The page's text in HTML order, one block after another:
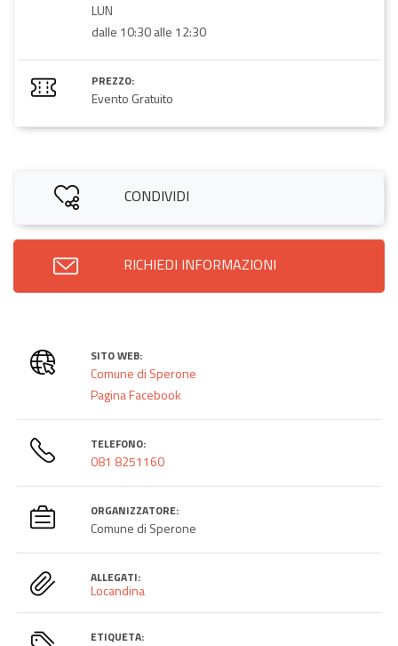
LUN
dalle 10:30 alle 12:30
PREZZO:
Evento Gratuito
CONDIVIDI
RICHIEDI INFORMAZIONI
SITO WEB:
Comune di Sperone
Pagina Facebook
TELEFONO:
081 8251160
ORGANIZZATORE:
Comune di Sperone
ALLEGATI:
Locandina
ETIQUETA: